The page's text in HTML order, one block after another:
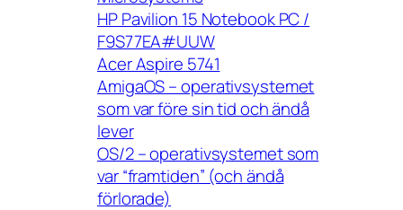
HP Pavilion 15 Notebook PC /
F9S77EA#UUW
Acer Aspire 5741
AmigaOS – operativsystemet
som var före sin tid och ändå
lever
OS/2 – operativsystemet som
var “framtiden” (och ändå
förlorade)